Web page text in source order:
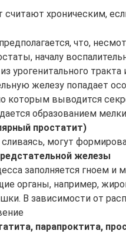
считают хроническим,
что,
началу
урогенитального
железу попадает
которым выводится
образованием
простатит)
могут
железы
заполняется гноем
органы, например,
В зависимости от
парапроктита,